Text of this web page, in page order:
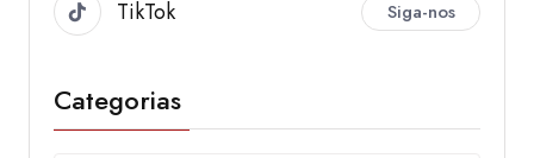
TikTok Siga-nos
Categorias